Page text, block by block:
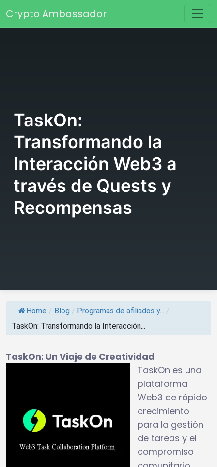
Navegación principal
Crypto Ambassador
TaskOn:
Transformando la
Interacción Web3 a
través de Quests y
Recompensas
Home / Blog / Programas de afiliados y... /
TaskOn: Transformando la Interacción...
TaskOn: Un Viaje de Creatividad
TaskOn es una
plataforma
Web3 de rápido
crecimiento
para la gestión
de tareas y el
compromiso